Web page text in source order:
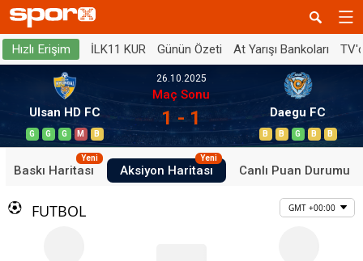
Hızlı Erişim İLK11 KUR Günün Özeti At Yarışı Bankoları
Ulsan HD FC
G G G M B
26.10.2025
Maç Sonu
1 - 1 Daegu FC
B B G B B
Baskı Haritası
Yeni
Aksiyon Haritası
Yeni
Canlı Puan Durumu
FUTBOL GMT +00:00